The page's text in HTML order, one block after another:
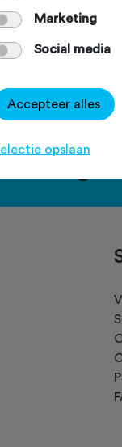
voor deze tocht
en ga
Marketing
Social media
Accepteer alles
opslaan